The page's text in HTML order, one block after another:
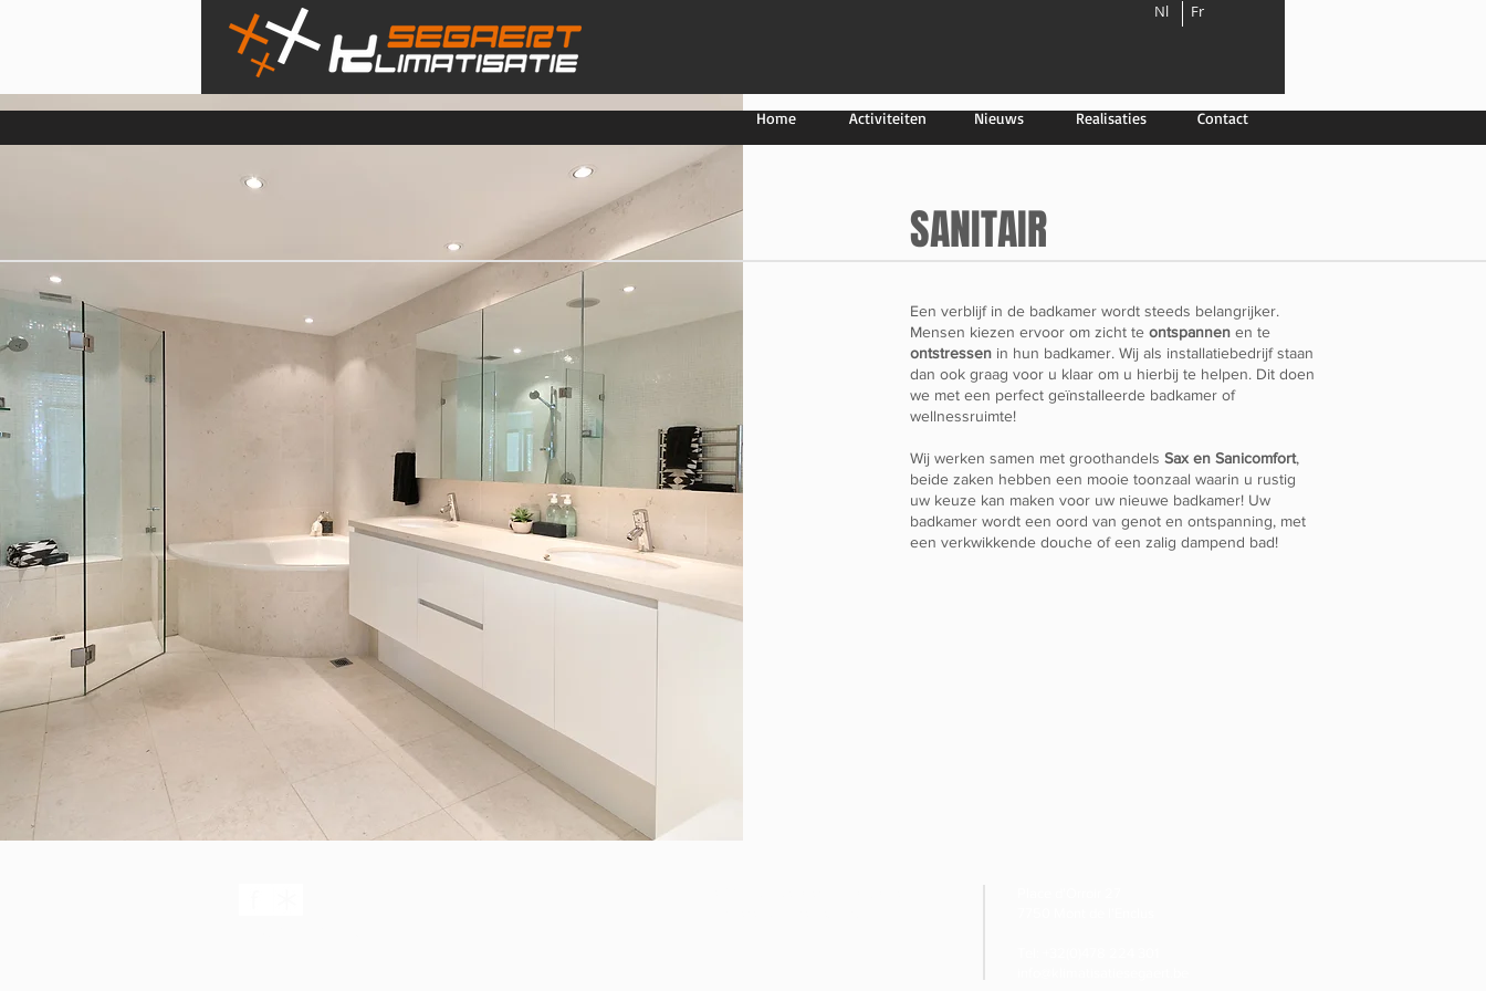
Nl Fr
SANITAIR
Een verblijf in de badkamer wordt steeds belangrijker.
Mensen kiezen ervoor om zicht te ontspannen en te
ontstressen in hun badkamer. Wij als installatiebedrijf staan
dan ook graag voor u klaar om u hierbij te helpen. Dit doen
we met een perfect geïnstalleerde badkamer of
wellnessruimte!
Wij werken samen met groothandels Sax en Sanicomfort,
beide zaken hebben een mooie toonzaal waarin u rustig
uw keuze kan maken voor uw nieuwe badkamer! Uw
badkamer wordt een oord van genot en ontspanning, met
een verkwikkende douche of een zalig dampend bad!
Home Activiteiten Nieuws Realisaties Contact